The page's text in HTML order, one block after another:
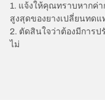
1. แจ้งให้คุณทราบหากค่
สูงสุดของยางเปลี่ยนทด
2. ตัดสินใจว่าต้องมีการ
ไม่